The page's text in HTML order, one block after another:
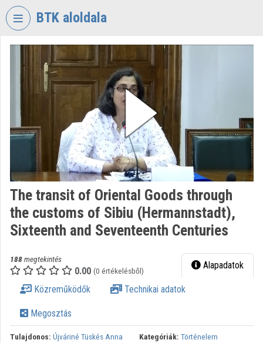
Fejléc kihagyása
BTK aloldala
VIDEO TORIUM
BÖLCSÉSZETTUDOMÁNYI
Intézményi kezdőlap
Bejelentkezés
Intézményi felfedezés
Kategóriák
Intézményi listák
Közreműködők
The transit of Oriental Goods through
the customs of Sibiu (Hermannstadt),
Sixteenth and Seventeenth Centuries
188megtekintés
0.00 (0 értékelésből) Alapadatok
Közreműködők Technikai adatok
Megosztás
Tulajdonos: Újváriné Tüskés Anna Kategóriák: Történelem